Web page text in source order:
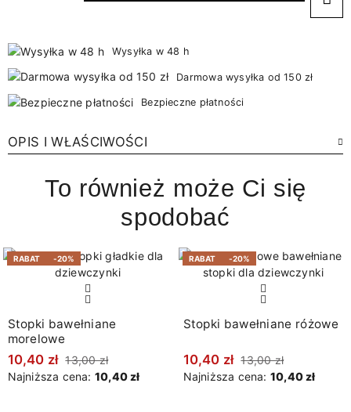
Wysyłka w 48 h
Darmowa wysyłka od 150 zł
Bezpieczne płatności
OPIS I WŁAŚCIWOŚCI
To również może Ci się
spodobać
RABAT -20%
Stopki bawełniane
morelowe
10,40 zł 13,00 zł
Najniższa cena: 10,40 zł
RABAT -20%
Stopki bawełniane różowe
10,40 zł 13,00 zł
Najniższa cena: 10,40 zł